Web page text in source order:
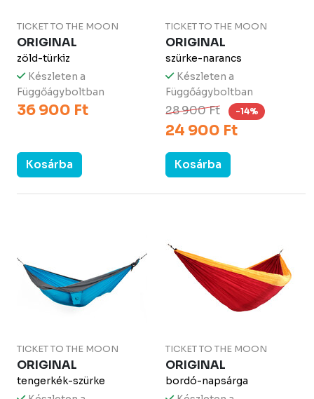
TICKET TO THE MOON
ORIGINAL
zöld-türkiz
Készleten a
Függőágyboltban
36 900 Ft
Kosárba
TICKET TO THE MOON
ORIGINAL
szürke-narancs
Készleten a
Függőágyboltban
28 900 Ft -14%
24 900 Ft
Kosárba
TICKET TO THE MOON
ORIGINAL
tengerkék-szürke
TICKET TO THE MOON
ORIGINAL
bordó-napsárga